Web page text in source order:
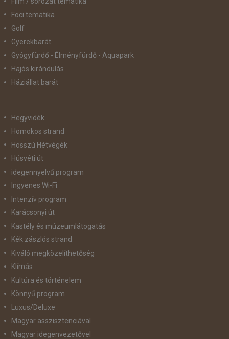
Foci tematika
Golf
Gyerekbarát
Gyógyfürdő - Élményfürdő - Aquapark
Hajós kirándulás
Háziállat barát
Hegyvidék
Homokos strand
Hosszú Hétvégék
Húsvéti út
idegennyelvű program
Ingyenes Wi-Fi
Intenzív program
Karácsonyi út
Kastély és múzeumlátogatás
Kék zászlós strand
Kiváló megközelíthetőség
Klímás
Kultúra és történelem
Könnyű program
Luxus/Deluxe
Magyar asszisztenciával
Magyar idegenvezetővel